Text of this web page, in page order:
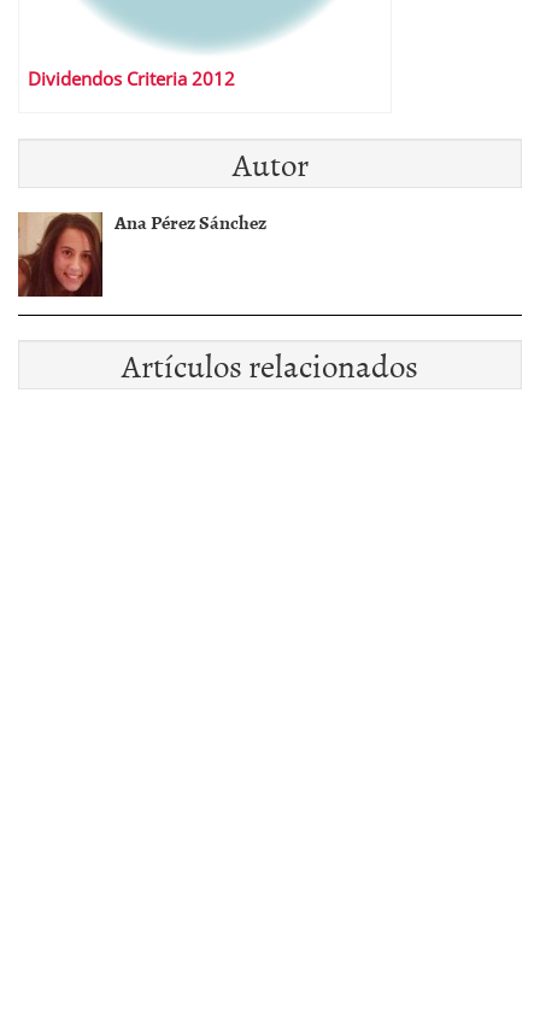
Dividendos Criteria 2012
Autor
Ana Pérez Sánchez
Artículos relacionados